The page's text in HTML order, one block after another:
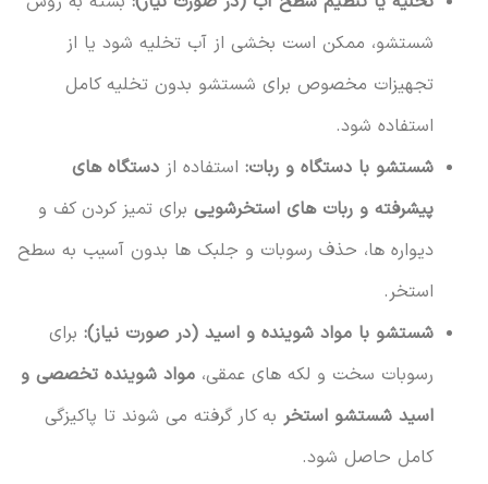
شستشو، ممکن است بخشی از آب تخلیه شود یا از
تجهیزات مخصوص برای شستشو بدون تخلیه کامل
استفاده شود.
شستشو با دستگاه و ربات:استفاده از دستگاه های
پیشرفته و ربات های استخرشوییبرای تمیز کردن کف و
دیواره ها، حذف رسوبات و جلبک ها بدون آسیب به سطح
استخر.
شستشو با مواد شوینده و اسید (در صورت نیاز):برای
رسوبات سخت و لکه های عمقی، مواد شوینده تخصصی و
اسید شستشو استخربه کار گرفته می شوند تا پاکیزگی
کامل حاصل شود.